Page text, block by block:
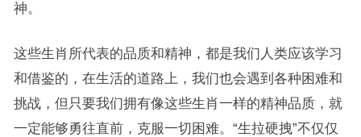
神。
这些生肖所代表的品质和精神，都是我们人类应该学习
和借鉴的，在生活的道路上，我们也会遇到各种困难和
挑战，但只要我们拥有像这些生肖一样的精神品质，就
一定能够勇往直前，克服一切困难。“生拉硬拽”不仅仅